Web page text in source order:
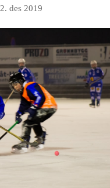
2. des 2019